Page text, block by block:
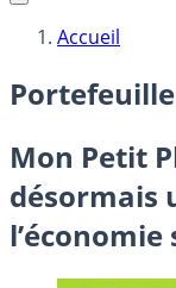
Accueil
Mon Petit
désormais